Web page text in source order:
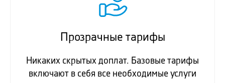
Прозрачные тарифы
Никаких скрытых доплат. Базовые тарифы
включают в себя все необходимые услуги